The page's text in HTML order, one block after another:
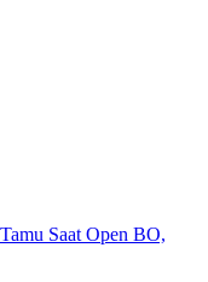
Saat Open BO,